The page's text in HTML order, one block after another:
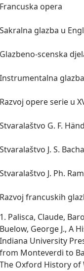
Francuska opera
Sakralna glazba u
Glazbeno-scenska
Instrumentalna
Razvoj opere serie u
Stvaralaštvo G. F.
Stvaralaštvo J. S. Bacha
Stvaralaštvo J. Ph.
Razvoj francuskih
1. Palisca, Claude,
Buelow, George J., A
Indiana University
from Monteverdi to
The Oxford History of